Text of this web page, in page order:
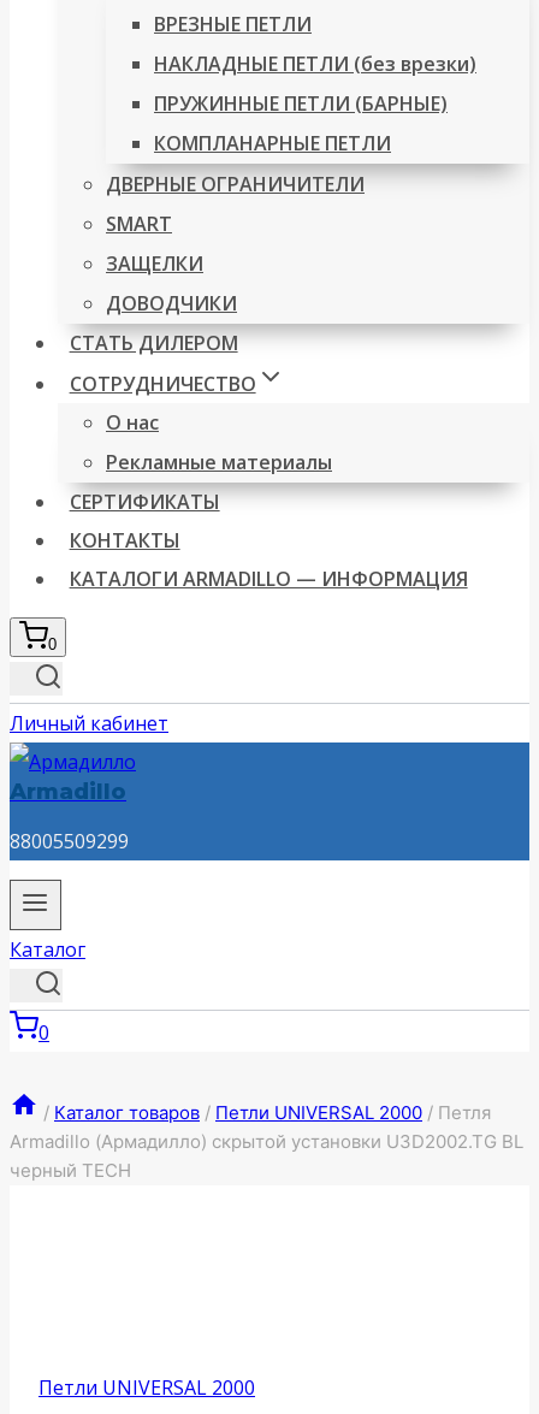
ВРЕЗНЫЕ ПЕТЛИ
НАКЛАДНЫЕ ПЕТЛИ (без врезки)
ПРУЖИННЫЕ ПЕТЛИ (БАРНЫЕ)
КОМПЛАНАРНЫЕ ПЕТЛИ
ДВЕРНЫЕ ОГРАНИЧИТЕЛИ
SMART
ЗАЩЕЛКИ
ДОВОДЧИКИ
СТАТЬ ДИЛЕРОМ
СОТРУДНИЧЕСТВО
О нас
Рекламные материалы
СЕРТИФИКАТЫ
КОНТАКТЫ
КАТАЛОГИ ARMADILLO — ИНФОРМАЦИЯ
0
Личный кабинет
Armadillo
88005509299
Каталог
0
/ Каталог товаров / Петли UNIVERSAL 2000 / Петля
Armadillo (Армадилло) скрытой установки U3D2002.TG BL
черный TECH
Петли UNIVERSAL 2000